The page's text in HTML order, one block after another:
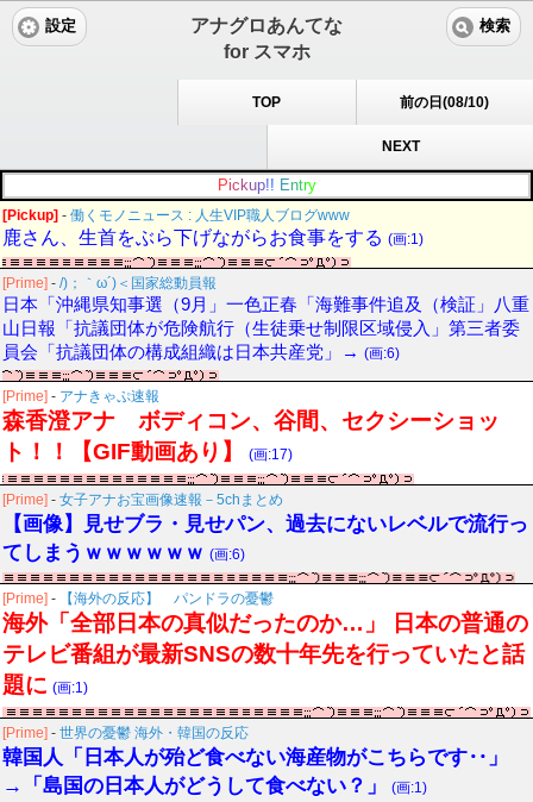
アナグロあんてな
for スマホ
設定 検索
TOP 前の日(08/10)
NEXT
Pic kup!! Entry
[Pickup] - 働くモノニュース : 人生VIP職人ブログwww
鹿さん、生首をぶら下げながらお食事をする (画:1)
[Prime] - /)；｀ω´)＜国家総動員報
日本「沖縄県知事選（9月」一色正春「海難事件追及（検証」八重
山日報「抗議団体が危険航行（生徒乗せ制限区域侵入」第三者委
員会「抗議団体の構成組織は日本共産党」→ (画:6)
[Prime] - アナきゃぷ速報
森香澄アナ ボディコン、谷間、セクシーショッ
ト！！【GIF動画あり】
(画:17)
[Prime] - 女子アナお宝画像速報－5chまとめ
【画像】見せブラ・見せパン、過去にないレベルで流行っ
てしまうｗｗｗｗｗｗ (画:6)
[Prime] - 【海外の反応】 パンドラの憂鬱
海外「全部日本の真似だったのか…」 日本の普通の
テレビ番組が最新SNSの数十年先を行っていたと話
題に (画:1)
[Prime] - 世界の憂鬱 海外・韓国の反応
韓国人「日本人が殆ど食べない海産物がこちらです‥」
→「島国の日本人がどうして食べない？」
(画:1)